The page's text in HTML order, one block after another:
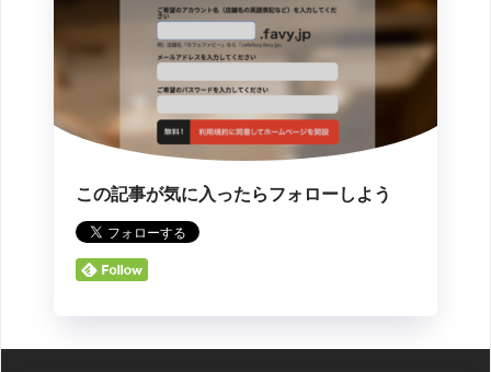
この記事が気に入ったらフォローしよう